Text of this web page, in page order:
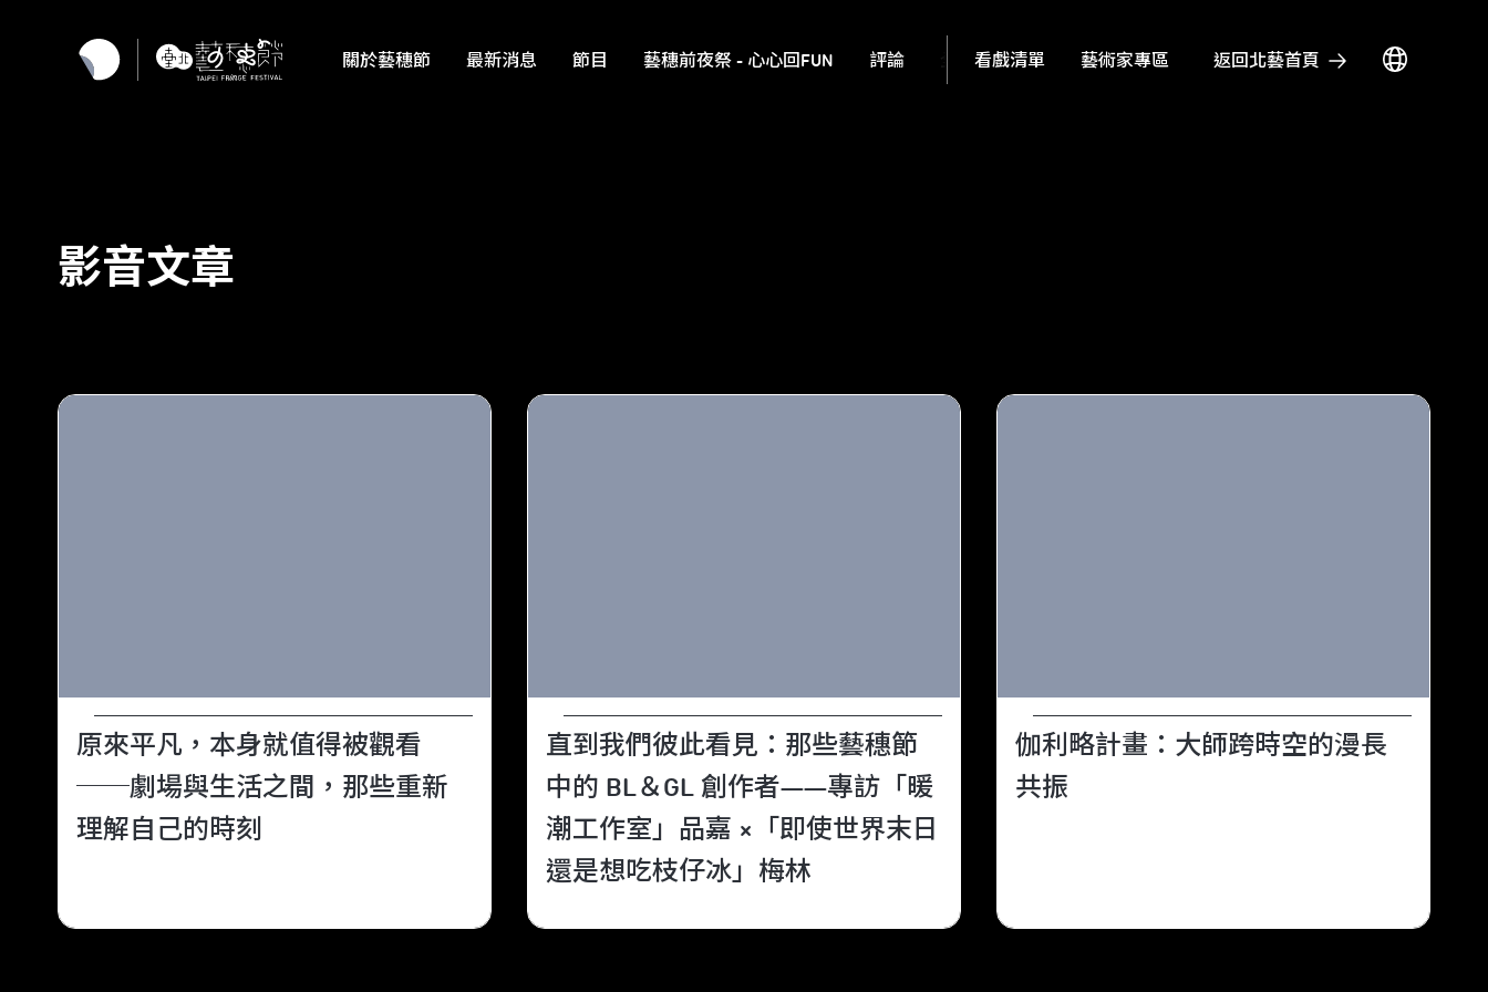
關於藝穗節 最新消息 節目 藝穗前夜祭 - 心心回FUN 評論 全民瘋藝穗 活動 場地資訊 影音文章 加入北藝會員
看戲清單 藝術家專區 返回北藝首頁
影音文章
原來平凡，本身就值得被觀看 ──劇場與生活之間，那
原來平凡，本身就值得被觀看
──劇場與生活之間，那些重新
理解自己的時刻
直到我們彼此看見：那些藝穗節中的 BL＆GL 創作者
直到我們彼此看見：那些藝穗節
中的 BL＆GL 創作者——專訪「暖
潮工作室」品嘉 ×「即使世界末日
還是想吃枝仔冰」梅林
伽利略計畫：大師跨時空的漫長共振
伽利略計畫：大師跨時空的漫長
共振